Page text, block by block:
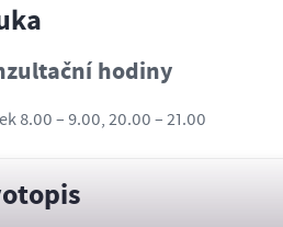
hodiny
8.00 – 9.00, 20.00 – 21.00